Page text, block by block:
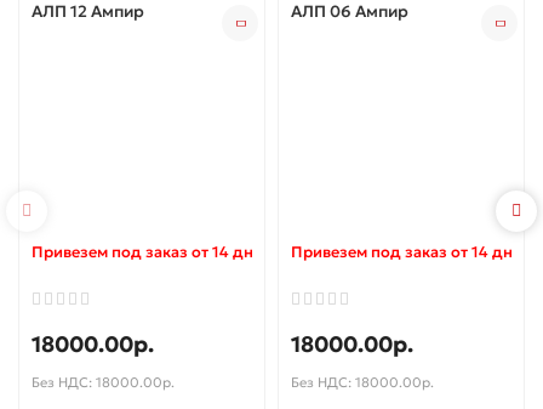
АЛП 12 Ампир
Привезем под заказ от 14 дней ✓
18000.00р.
Без НДС: 18000.00р.
АЛП 06 Ампир
Привезем под заказ от 14 дней
18000.00р.
Без НДС: 18000.00р.